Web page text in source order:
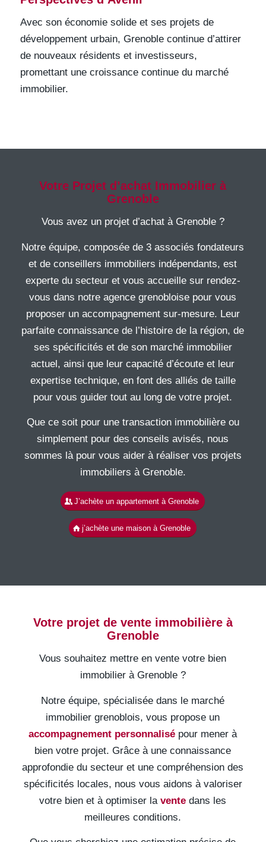
Avec son économie solide et ses projets de
développement urbain, Grenoble continue d’attirer
de nouveaux résidents et investisseurs,
promettant une croissance continue du marché
immobilier.
Votre Projet d’achat Immobilier à
Grenoble
Vous avez un projet d’achat à Grenoble ?
Notre équipe, composée de 3 associés fondateurs
et de conseillers immobiliers indépendants, est
experte du secteur et vous accueille sur rendez-
vous dans notre agence grenobloise pour vous
proposer un accompagnement sur-mesure. Leur
parfaite connaissance de l’histoire de la région, de
ses spécificités et de son marché immobilier
actuel, ainsi que leur capacité d’écoute et leur
expertise technique, en font des alliés de taille
pour vous guider tout au long de votre projet.
Que ce soit pour une transaction immobilière ou
simplement pour des conseils avisés, nous
sommes là pour vous aider à réaliser vos projets
immobiliers à Grenoble.
J’achète un appartement à Grenoble
j’achète une maison à Grenoble
Votre projet de vente immobilière à
Grenoble
Vous souhaitez mettre en vente votre bien
immobilier à Grenoble ?
Notre équipe, spécialisée dans le marché
immobilier grenoblois, vous propose un
accompagnement personnalisé pour mener à
bien votre projet. Grâce à une connaissance
approfondie du secteur et une compréhension des
spécificités locales, nous vous aidons à valoriser
votre bien et à optimiser lavente dans les
meilleures conditions.